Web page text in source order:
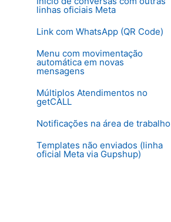
linhas oficiais Meta
Link com WhatsApp (QR Code)
Menu com movimentação
automática em novas
mensagens
Múltiplos Atendimentos no
getCALL
Notificações na área de trabalho
Templates não enviados (linha
oficial Meta via Gupshup)